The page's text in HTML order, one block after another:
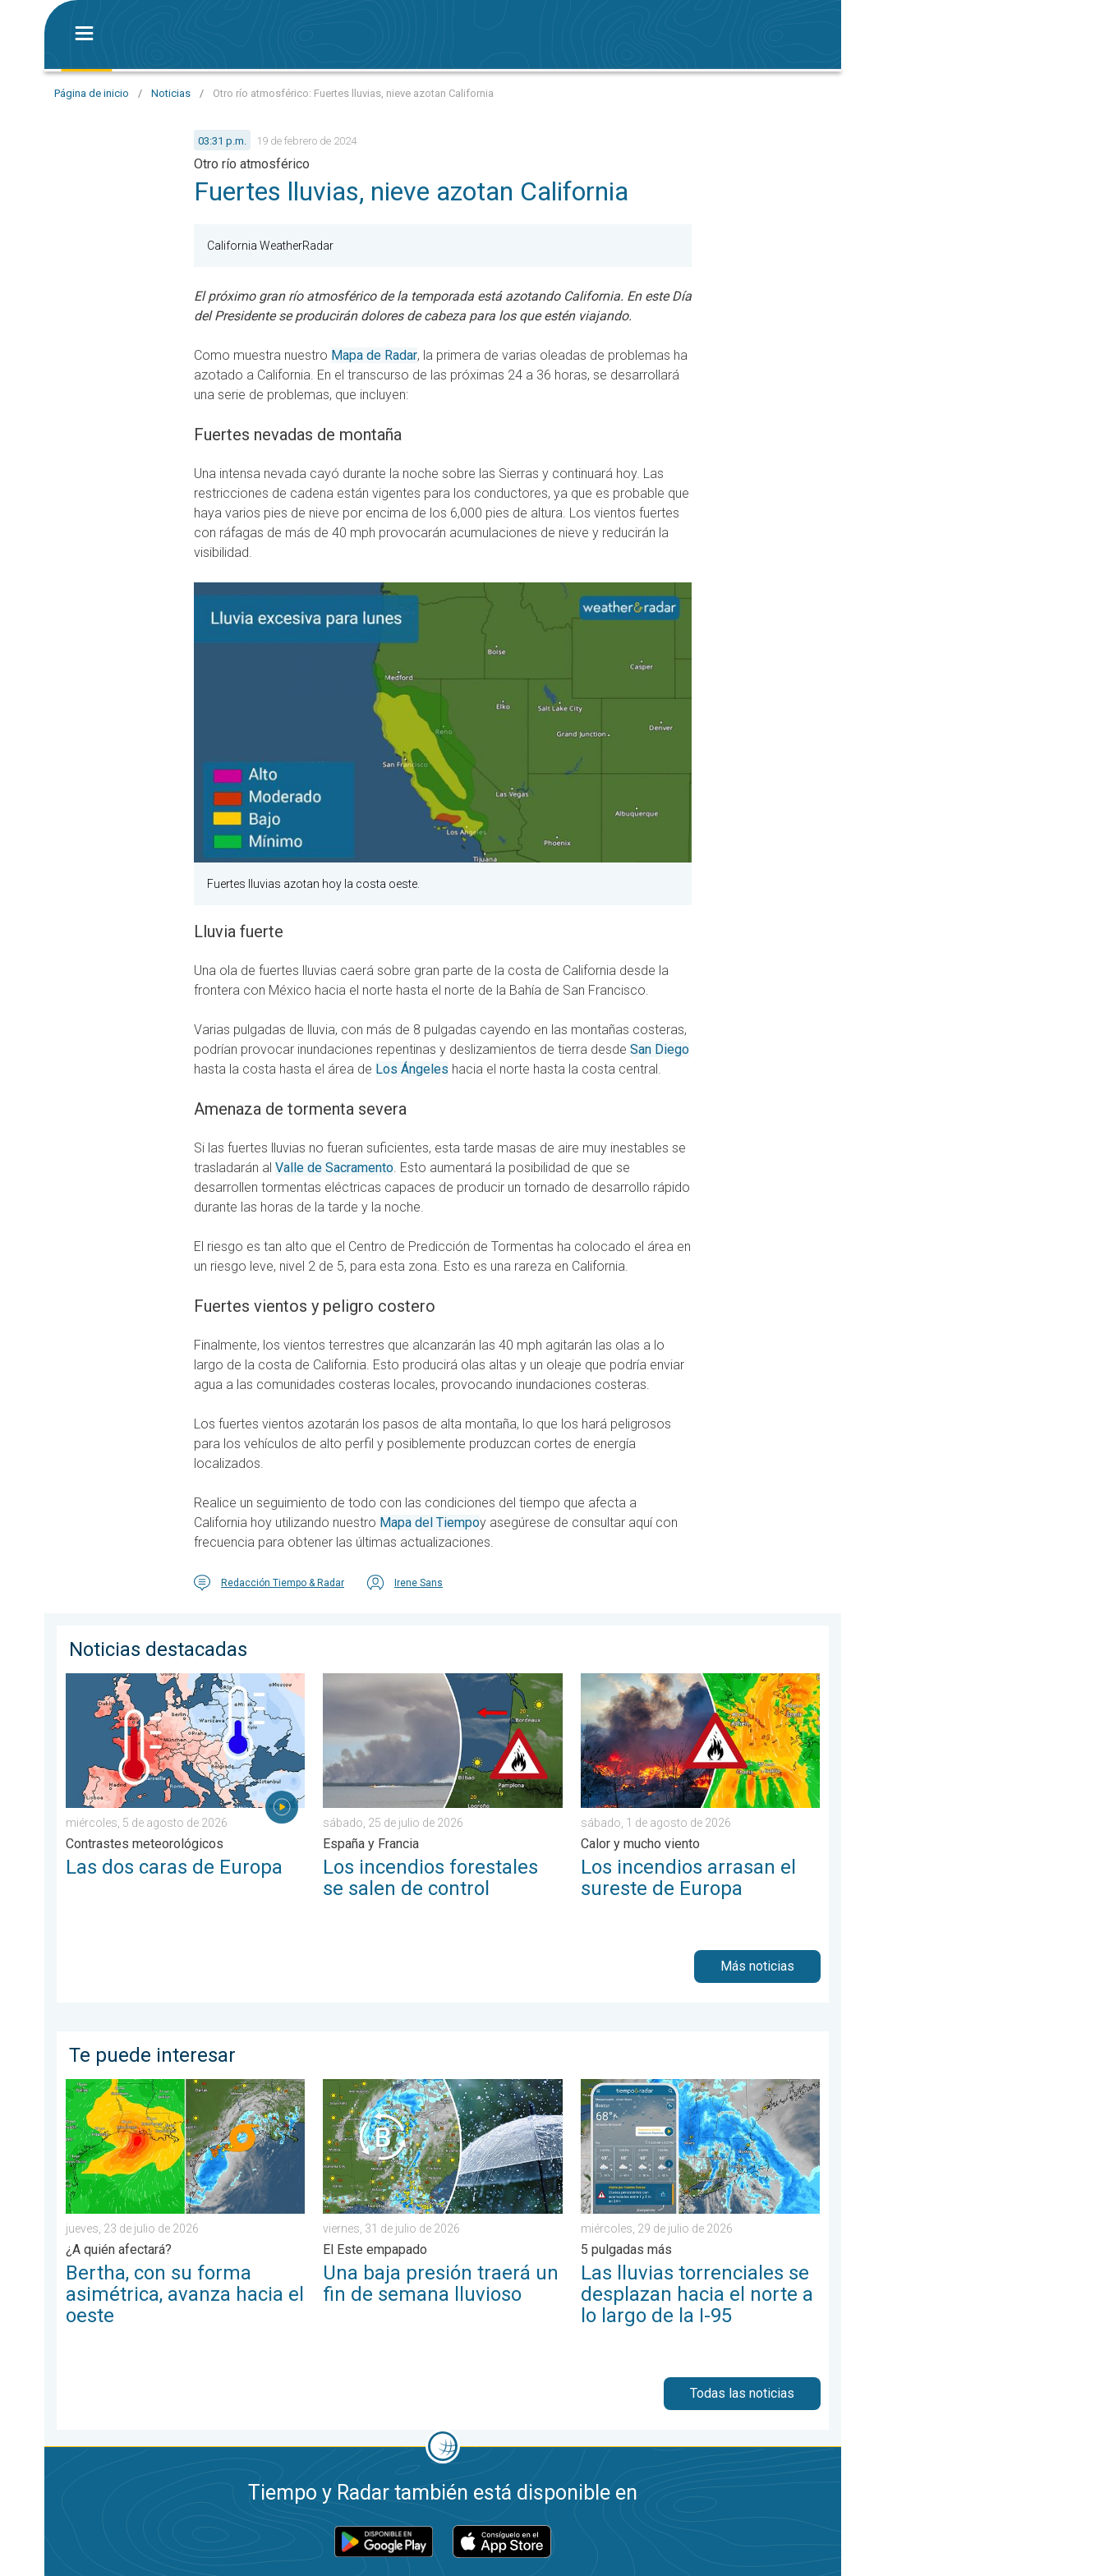
Página de inicio / Noticias / Otro río atmosférico: Fuertes lluvias, nieve azotan California
03:31 p.m. 19 de febrero de 2024
Otro río atmosférico
Fuertes lluvias, nieve azotan California
California WeatherRadar
El próximo gran río atmosférico de la temporada está azotando California. En este Día
del Presidente se producirán dolores de cabeza para los que estén viajando.
Como muestra nuestro Mapa de Radar, la primera de varias oleadas de problemas ha
azotado a California. En el transcurso de las próximas 24 a 36 horas, se desarrollará
una serie de problemas, que incluyen:
Fuertes nevadas de montaña
Una intensa nevada cayó durante la noche sobre las Sierras y continuará hoy. Las
restricciones de cadena están vigentes para los conductores, ya que es probable que
haya varios pies de nieve por encima de los 6,000 pies de altura. Los vientos fuertes
con ráfagas de más de 40 mph provocarán acumulaciones de nieve y reducirán la
visibilidad.
Fuertes lluvias azotan hoy la costa oeste.
Lluvia fuerte
Una ola de fuertes lluvias caerá sobre gran parte de la costa de California desde la
frontera con México hacia el norte hasta el norte de la Bahía de San Francisco.
Varias pulgadas de lluvia, con más de 8 pulgadas cayendo en las montañas costeras,
podrían provocar inundaciones repentinas y deslizamientos de tierra desde San Diego
hasta la costa hasta el área de Los Ángeles hacia el norte hasta la costa central.
Amenaza de tormenta severa
Si las fuertes lluvias no fueran suficientes, esta tarde masas de aire muy inestables se
trasladarán al Valle de Sacramento. Esto aumentará la posibilidad de que se
desarrollen tormentas eléctricas capaces de producir un tornado de desarrollo rápido
durante las horas de la tarde y la noche.
El riesgo es tan alto que el Centro de Predicción de Tormentas ha colocado el área en
un riesgo leve, nivel 2 de 5, para esta zona. Esto es una rareza en California.
Fuertes vientos y peligro costero
Finalmente, los vientos terrestres que alcanzarán las 40 mph agitarán las olas a lo
largo de la costa de California. Esto producirá olas altas y un oleaje que podría enviar
agua a las comunidades costeras locales, provocando inundaciones costeras.
Los fuertes vientos azotarán los pasos de alta montaña, lo que los hará peligrosos
para los vehículos de alto perfil y posiblemente produzcan cortes de energía
localizados.
Realice un seguimiento de todo con las condiciones del tiempo que afecta a
California hoy utilizando nuestro Mapa del Tiempoy asegúrese de consultar aquí con
frecuencia para obtener las últimas actualizaciones.
Redacción Tiempo & Radar Irene Sans
Noticias destacadas
Las dos caras de Europa. Contrastes meteorológicos. . . miércoles, 5 de agosto de 2026
miércoles, 5 de agosto de 2026
Contrastes meteorológicos
Las dos caras de Europa
Los incendios forestales se salen de control. España y Francia. . . sábado, 25 de julio de 2026
sábado, 25 de julio de 2026
España y Francia
Los incendios forestales
se salen de control
Los incendios arrasan el sureste de Europa. Calor y mucho viento. . . sábado, 1 de agosto
sábado, 1 de agosto de 2026
Calor y mucho viento
Los incendios arrasan el
sureste de Europa
Más noticias
Te puede interesar
Bertha, con su forma asimétrica, avanza hacia el oeste. ¿A quién afectará?. . . jueves, 23 de julio de 2026
jueves, 23 de julio de 2026
¿A quién afectará?
Bertha, con su forma
asimétrica, avanza hacia el
oeste
Una baja presión traerá un fin de semana lluvioso. El Este empapado. . . viernes, 31 de julio de 2026
viernes, 31 de julio de 2026
El Este empapado
Una baja presión traerá un
fin de semana lluvioso
Las lluvias torrenciales se desplazan hacia el norte a lo largo de la I-95. 5 pulgadas más. .
miércoles, 29 de julio de 2026
5 pulgadas más
Las lluvias torrenciales se
desplazan hacia el norte a
lo largo de la I-95
Todas las noticias
Tiempo y Radar también está disponible en